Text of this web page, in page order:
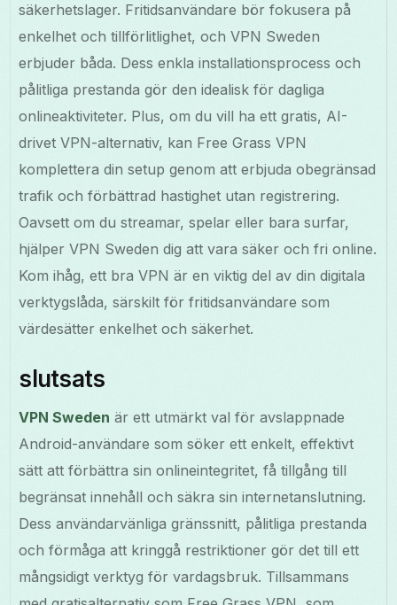
säkerhetslager. Fritidsanvändare bör fokusera på
enkelhet och tillförlitlighet, och VPN Sweden
erbjuder båda. Dess enkla installationsprocess och
pålitliga prestanda gör den idealisk för dagliga
onlineaktiviteter. Plus, om du vill ha ett gratis, AI-
drivet VPN-alternativ, kan Free Grass VPN
komplettera din setup genom att erbjuda obegränsad
trafik och förbättrad hastighet utan registrering.
Oavsett om du streamar, spelar eller bara surfar,
hjälper VPN Sweden dig att vara säker och fri online.
Kom ihåg, ett bra VPN är en viktig del av din digitala
verktygslåda, särskilt för fritidsanvändare som
värdesätter enkelhet och säkerhet.
slutsats
VPN Sweden är ett utmärkt val för avslappnade
Android-användare som söker ett enkelt, effektivt
sätt att förbättra sin onlineintegritet, få tillgång till
begränsat innehåll och säkra sin internetanslutning.
Dess användarvänliga gränssnitt, pålitliga prestanda
och förmåga att kringgå restriktioner gör det till ett
mångsidigt verktyg för vardagsbruk. Tillsammans